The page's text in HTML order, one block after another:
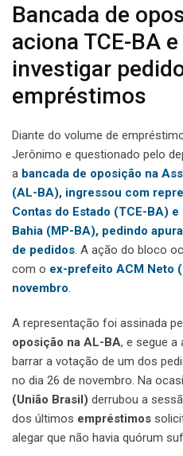
Bancada de
aciona TCE-BA
investigar
empréstimos
Diante do volume de
Jerônimo e questionado pelo
a bancada de oposição na
(AL-BA), ingressou com
Contas do Estado (TCE-BA)
Bahia (MP-BA), pedindo
de pedidos. A ação do bloco
com o ex-prefeito ACM Neto
novembro.
A representação foi assinada
oposição na AL-BA, e segue a
barrar a votação de um dos
no dia 26 de novembro. Na
(União Brasil) derrubou a
dos últimos empréstimos
alegar que não havia quórum